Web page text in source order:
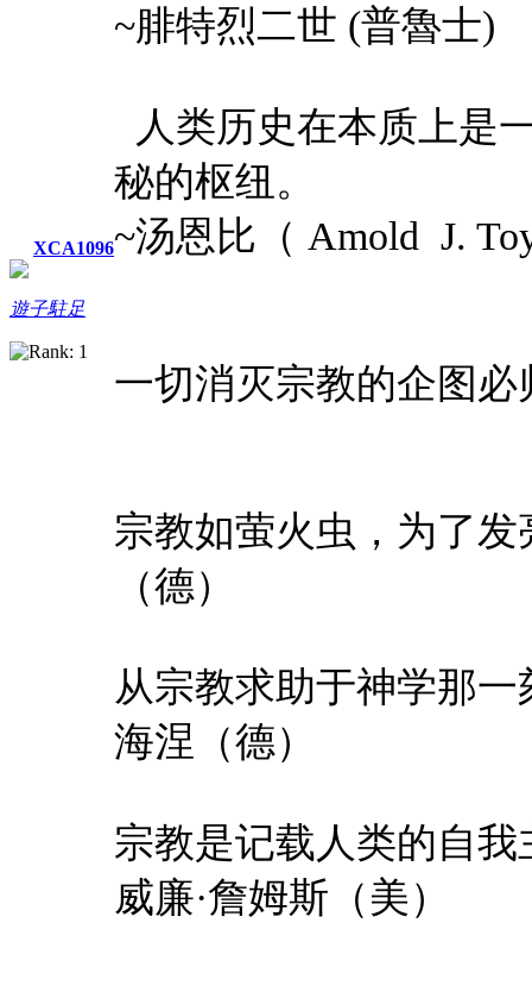
XCA1096
遊子駐足
~腓特烈二世 (普魯士)
人类历史在本质上是
秘的枢纽。
~汤恩比（ Amold J.
一切消灭宗教的企图
宗教如萤火虫，为了
（德）
从宗教求助于神学那
海涅（德）
宗教是记载人类的自
威廉·詹姆斯（美）